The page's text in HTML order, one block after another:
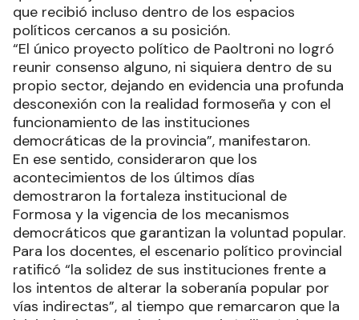
que recibió incluso dentro de los espacios
políticos cercanos a su posición.
“El único proyecto político de Paoltroni no logró
reunir consenso alguno, ni siquiera dentro de su
propio sector, dejando en evidencia una profunda
desconexión con la realidad formoseña y con el
funcionamiento de las instituciones
democráticas de la provincia”, manifestaron.
En ese sentido, consideraron que los
acontecimientos de los últimos días
demostraron la fortaleza institucional de
Formosa y la vigencia de los mecanismos
democráticos que garantizan la voluntad popular.
Para los docentes, el escenario político provincial
ratificó “la solidez de sus instituciones frente a
los intentos de alterar la soberanía popular por
vías indirectas”, al tiempo que remarcaron que la